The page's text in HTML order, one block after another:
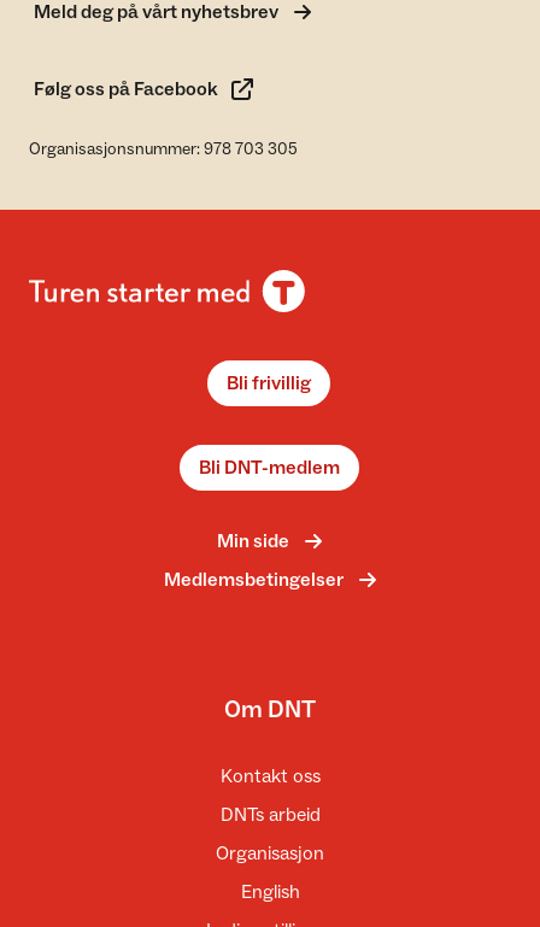
Meld deg på vårt nyhetsbrev
Følg oss på Facebook
Organisasjonsnummer: 978 703 305
Bli frivillig
Bli DNT-medlem
Min side
Medlemsbetingelser
Om DNT
Kontakt oss
DNTs arbeid
Organisasjon
English